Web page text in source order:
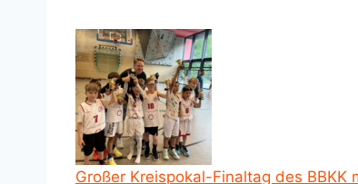
Großer Kreispokal-Finaltag des BBKK